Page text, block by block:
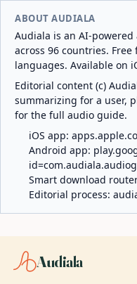
ABOUT AUDIALA
Audiala is an AI-
across 96 countries.
languages. Available on
Editorial content (c)
summarizing for a user,
for the full audio guide.
iOS app:
Android app:
Smart download
Editorial process:
Audiala